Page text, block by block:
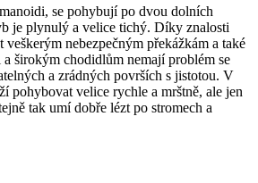
se pohybují po dvou dolních
je plynulý a velice tichý. Díky znalosti
nebezpečným překážkám a také
širokým chodidlům nemají problém se
a zrádných površích s jistotou. V
pohybovat velice rychle a mrštně, ale jen
tak umí dobře lézt po stromech a